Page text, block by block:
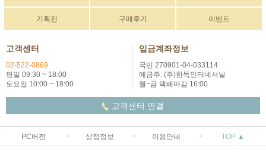
기획전 구매후기 이벤트
고객센터
02-522-0869
평일 09:30 ~ 18:00
토요일 10:00 ~ 18:00
입금계좌정보
국민 270901-04-033114
예금주: (주)한독인터네셔널
월~금 택배마감 16:00
고객센터 연결
PC버전 상점정보 이용안내 TOP ▲